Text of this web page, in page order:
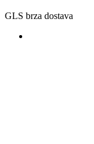
GLS brza dostava